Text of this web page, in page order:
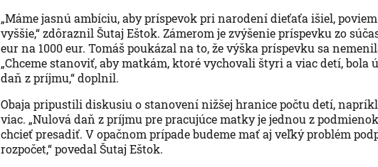
„Máme jasnú ambíciu, aby príspevok pri narodení dieťaťa išiel,
vyššie,“ zdôraznil Šutaj Eštok. Zámerom je zvýšenie príspevku zo
eur na 1000 eur. Tomáš poukázal na to, že výška príspevku sa
„Chceme stanoviť, aby matkám, ktoré vychovali štyri a viac detí, bola
daň z príjmu,“ doplnil.
Obaja pripustili diskusiu o stanovení nižšej hranice počtu detí,
viac. „Nulová daň z príjmu pre pracujúce matky je jednou z
chcieť presadiť. V opačnom prípade budeme mať aj veľký problém
rozpočet,“ povedal Šutaj Eštok.